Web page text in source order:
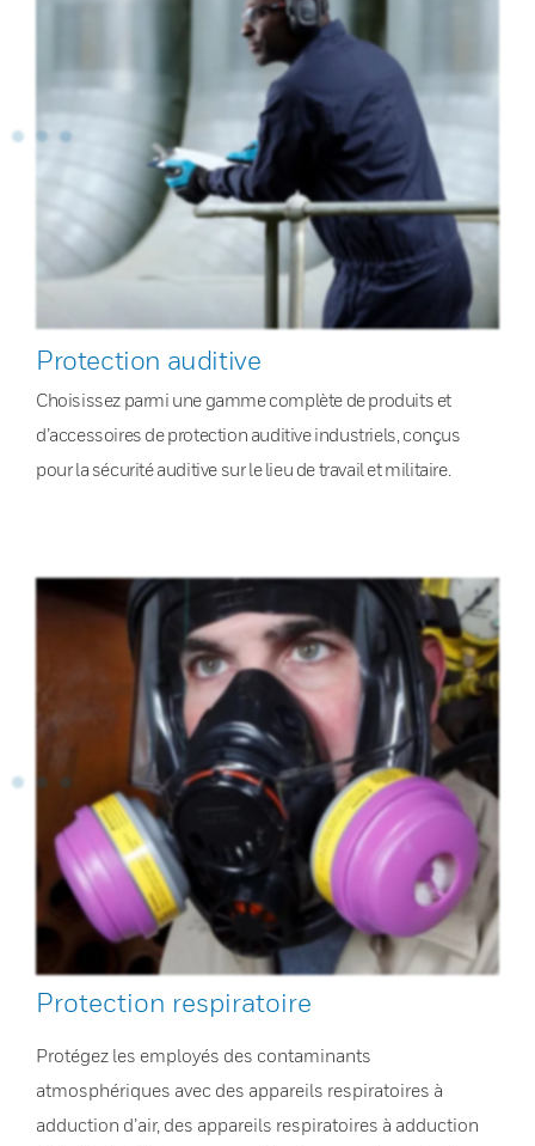
Protection auditive
Choisissez parmi une gamme complète de produits et
d’accessoires de protection auditive industriels, conçus
pour la sécurité auditive sur le lieu de travail et militaire.
Protection respiratoire
Protégez les employés des contaminants
atmosphériques avec des appareils respiratoires à
adduction d’air, des appareils respiratoires à adduction